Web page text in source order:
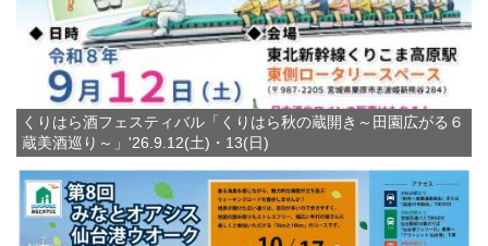
くりはら酒フェスティバル「くりはら秋の蔵開き～田園広がる６
蔵美酒巡り～」'26.9.12(土)・13(日)